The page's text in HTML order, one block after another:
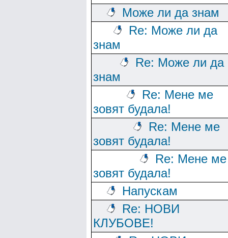
Може ли да знам
Re: Може ли да
знам
Re: Може ли да
знам
Re: Мене ме
зовят будала!
Re: Мене ме
зовят будала!
Re: Мене ме
зовят будала!
Напускам
Re: НОВИ
КЛУБОВЕ!